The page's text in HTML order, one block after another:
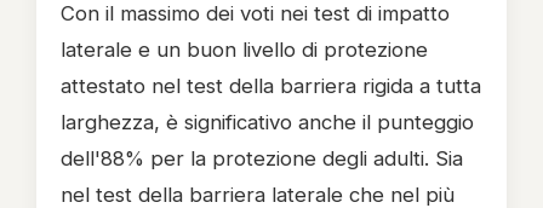
Con il massimo dei voti nei test di impatto
laterale e un buon livello di protezione
attestato nel test della barriera rigida a tutta
larghezza, è significativo anche il punteggio
dell'88% per la protezione degli adulti. Sia
nel test della barriera laterale che nel più